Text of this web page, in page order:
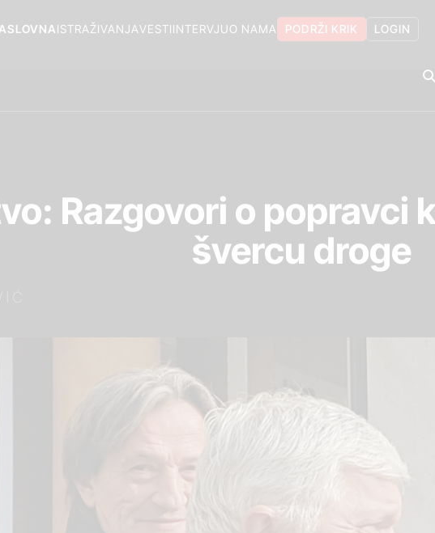
LOGIN
PODRŽI KRIK
O NAMA
INTERVJU
VESTI
ISTRAŽIVANJA
Razgovori o popravci
švercu droge